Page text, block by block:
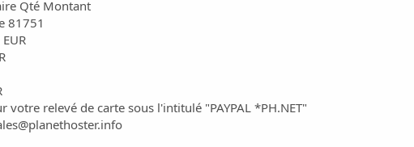
Qté Montant
81751
votre relevé de carte sous l'intitulé "PAYPAL *PH.NET"